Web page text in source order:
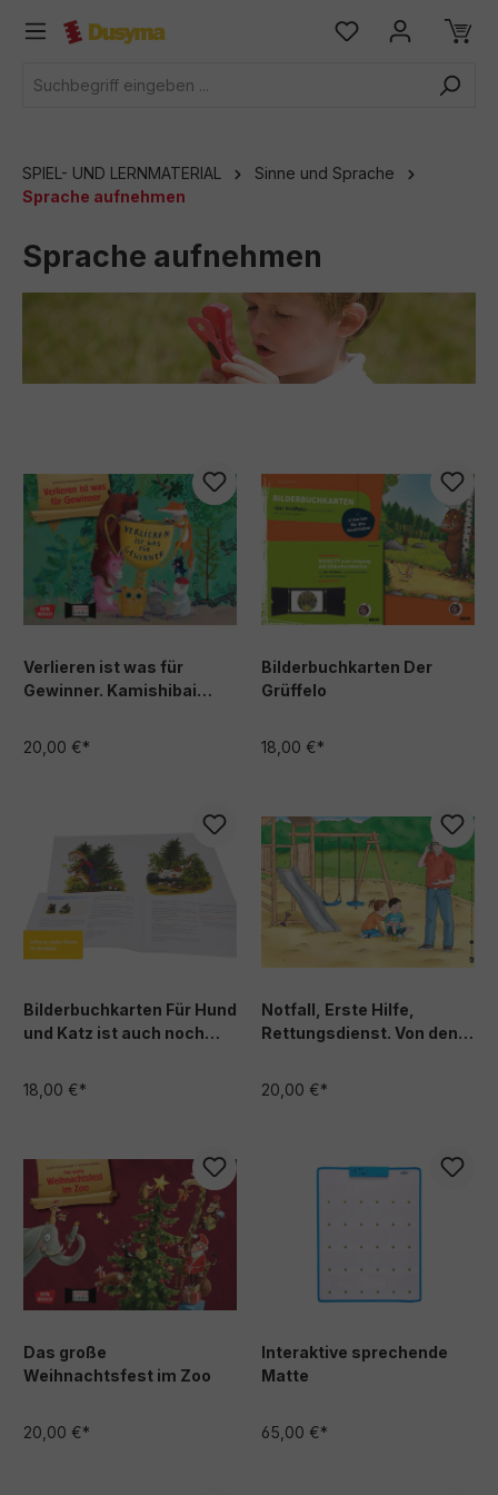
springen
SPIEL- UND LERNMATERIAL
Sinne und Sprache
Sprache aufnehmen
Sprache aufnehmen
Verlieren ist was für
Gewinner. Kamishibai
20,00 €*
Bilderbuchkarten Der
Grüffelo
18,00 €*
Bilderbuchkarten Für Hund
und Katz ist auch noch
18,00 €*
Notfall, Erste Hilfe,
Rettungsdienst. Von den
und was Kinder tun
können.
20,00 €*
Das große
Weihnachtsfest im Zoo
20,00 €*
Interaktive sprechende
Matte
65,00 €*